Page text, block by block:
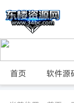
首页 软件源